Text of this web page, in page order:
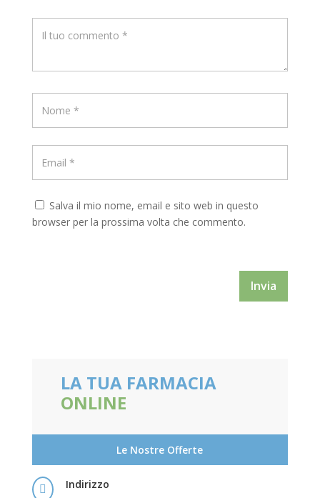
Salva il mio nome, email e sito web in questo
browser per la prossima volta che commento.
Invia
LA TUA FARMACIA
ONLINE
Le Nostre Offerte

Indirizzo